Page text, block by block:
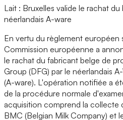
Lait : Bruxelles valide le rachat
néerlandais A-ware
En vertu du règlement européen
Commission européenne a
le rachat du fabricant belge de
Group (DFG) par le néerlandais
(A-ware). L'opération notifiée a
de la procédure normale
acquisition comprend la collecte
BMC (Belgian Milk Company) et